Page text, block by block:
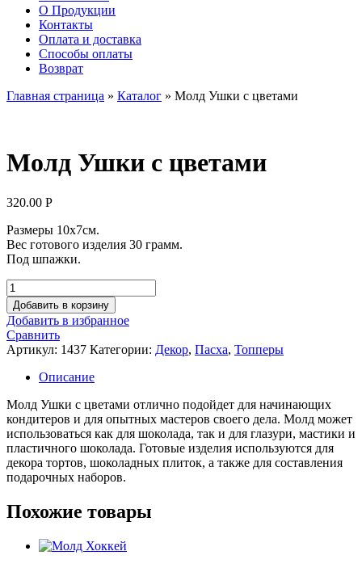
О Продукции
Контакты
Оплата и доставка
Способы оплаты
Возврат
Главная страница » Каталог » Молд Ушки с цветами
Молд Ушки с цветами
320.00 Р
Размеры 10х7см.
Вес готового изделия 30 грамм.
Под шпажки.
Количество
товара
Молд
Ушки
с
цветами
Добавить в корзину
Добавить в избранное
Сравнить
Артикул: 1437 Категории: Декор, Пасха, Топперы
Описание
Молд Ушки с цветами отлично подойдет для начинающих
кондитеров и для опытных мастеров своего дела. Молд может
использоваться как для шоколада, так и для глазури, мастики и
пластичного шоколада. Готовые изделия используются для
декора тортов, шоколадных плиток, а также для составления
подарочных наборов.
Похожие товары